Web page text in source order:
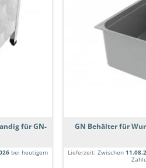
für GN-
bei heutigem
GN Behälter für
Lieferzeit: Zwischen